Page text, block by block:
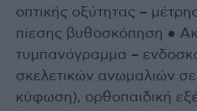
οπτικής οξύτητας –
πίεσης βυθοσκόπηση ●
τυμπανόγραμμα –
σκελετικών ανωμαλιών
κύφωση), ορθοπαιδική